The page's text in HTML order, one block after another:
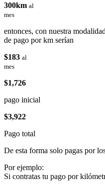
300km al
mes
entonces, con nuestra modalidad
de pago por km serían
$183 al
mes
$1,726
pago inicial
$3,922
Pago total
De esta forma solo pagas por
Por ejemplo:
Si contratas tu pago por